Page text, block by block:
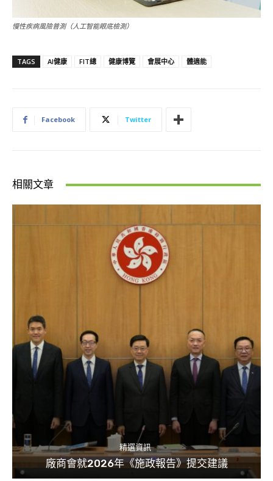
慢性疾病風險普測（人工智能眼底檢測）
TAGS AI健康 FIT總 健康博覽 會展中心 體適能
Facebook Twitter
相關文章
精選資訊
廠商會就2026年《施政報告》提交建議